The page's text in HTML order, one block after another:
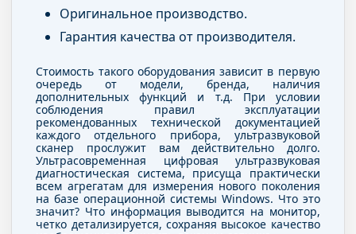
Оригинальное производство.
Гарантия качества от производителя.
Стоимость такого оборудования зависит в первую
очередь от модели, бренда, наличия
дополнительных функций и т.д. При условии
соблюдения правил эксплуатации
рекомендованных технической документацией
каждого отдельного прибора, ультразвуковой
сканер прослужит вам действительно долго.
Ультрасовременная цифровая ультразвуковая
диагностическая система, присуща практически
всем агрегатам для измерения нового поколения
на базе операционной системы Windows. Что это
значит? Что информация выводится на монитор,
четко детализируется, сохраняя высокое качество